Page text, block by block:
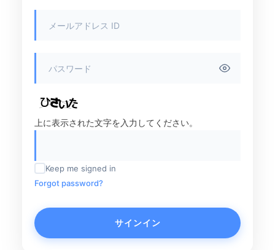
上に表示された文字を入力してください。
Keep me signed in
Forgot password?
サインイン